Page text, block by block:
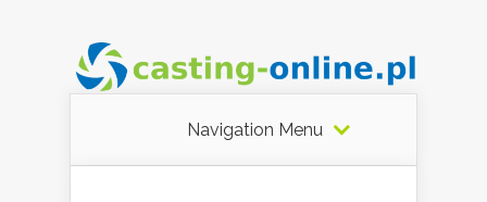
Navigation Menu